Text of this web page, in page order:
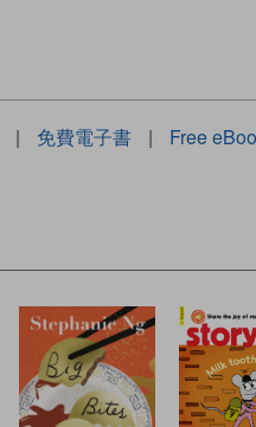
| 免費電子書 | Free